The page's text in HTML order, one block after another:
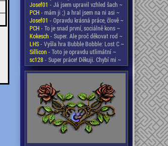
Josef01 - Já jsem upravil vzhled šach ~
PCH- mám ji ;) a hral jsem na ni asi ~
Josef01 - Opravdu krásná práce, člově ~
PCH- To je snad první, sociálně kons ~
Kokesch- Super. Ale proč děkovat rod ~
LHS- Vyšla hra Bubble Bobble: Lost C ~
Sillicon- Toto je opravdu utlimátní ~
sc128- Super práce! Děkuji. Chybí mi ~